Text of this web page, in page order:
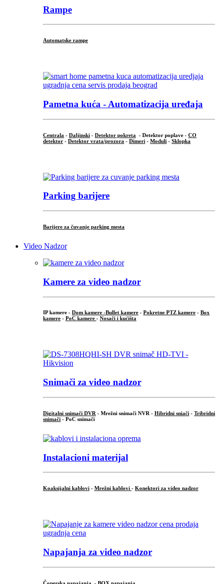
Rampe
Automatske rampe
Pametna kuća - Automatizacija uređaja
Centrala - Daljinski - Detektor pokreta - Detektor poplave - CO
detektor - Detektor vrata/prozora - Dimeri - Moduli - Sklopka
Parking barijere
Barijere za čuvanje parking mesta
Video Nadzor
Kamere za video nadzor
IP kamere - Dom kamere -Bullet kamere - Pokretne PTZ kamere - Box
kamere - PoC kamere - Nosači i kućišta
Snimači za video nadzor
Digitalni snimači DVR - Mrežni snimači NVR - Hibridni sniači - Tribridni
snimači - PoC snimači
Instalacioni materijal
Koaksijalni kablovi - Mrežni kablovi - Konektori za video nadzor
Napajanja za video nadzor
Čoperska napajanja - BOX napajanja